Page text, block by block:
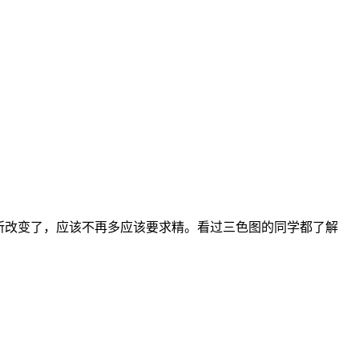
改变了，应该不再多应该要求精。看过三色图的同学都了解